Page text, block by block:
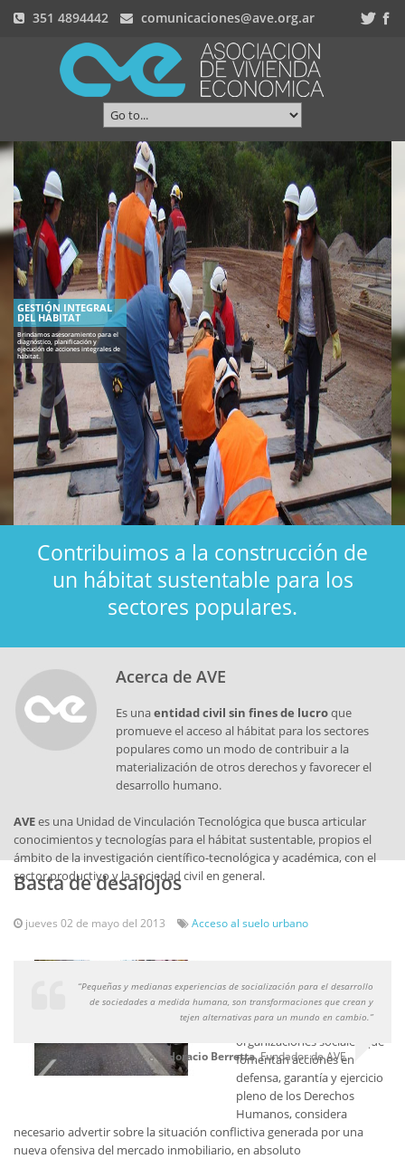
351 4894442 comunicaciones@ave.org.ar
GESTIÓN INTEGRAL
DEL HÁBITAT
Brindamos asesoramiento para el
diagnóstico, planificación y
ejecución de acciones integrales de
hábitat.
Contribuimos a la construcción de
un hábitat sustentable para los
sectores populares.
Acerca de AVE
Es unaentidad civil sin fines de lucroque
promueve el acceso al hábitat para los sectores
populares como un modo de contribuir a la
materialización de otros derechos y favorecer el
desarrollo humano.
AVEes una Unidad de Vinculación Tecnológica que busca articular
conocimientos y tecnologías para el hábitat sustentable, propios el
ámbito de la investigación científico-tecnológica y académica, con el
sector productivo y la sociedad civil en general.
“Pequeñas y medianas experiencias de socialización para el desarrollo
de sociedades a medida humana, son transformaciones que crean y
tejen alternativas para un mundo en cambio.”
Horacio Berretta,Fundador de AVE
Basta de desalojos
jueves 02 de mayo del 2013 Acceso al suelo urbano
Instituciones de Promoción
y Desarrollo, un espacio
donde confluyen
organizaciones sociales que
fomentan acciones en
defensa, garantía y ejercicio
pleno de los Derechos
Humanos, considera
necesario advertir sobre la situación conflictiva generada por una
nueva ofensiva del mercado inmobiliario, en absoluto